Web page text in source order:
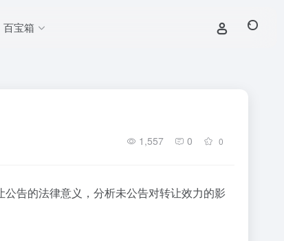
百宝箱
1,557 0 0
告的法律意义，分析未公告对转让效力的影